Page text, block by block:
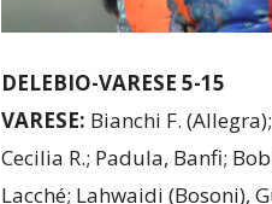
DELEBIO-VARESE 5-15
VARESE: Bianchi F.
Cecilia R.; Padula, Banfi;
Lacché; Lahwaidi (Bosoni),